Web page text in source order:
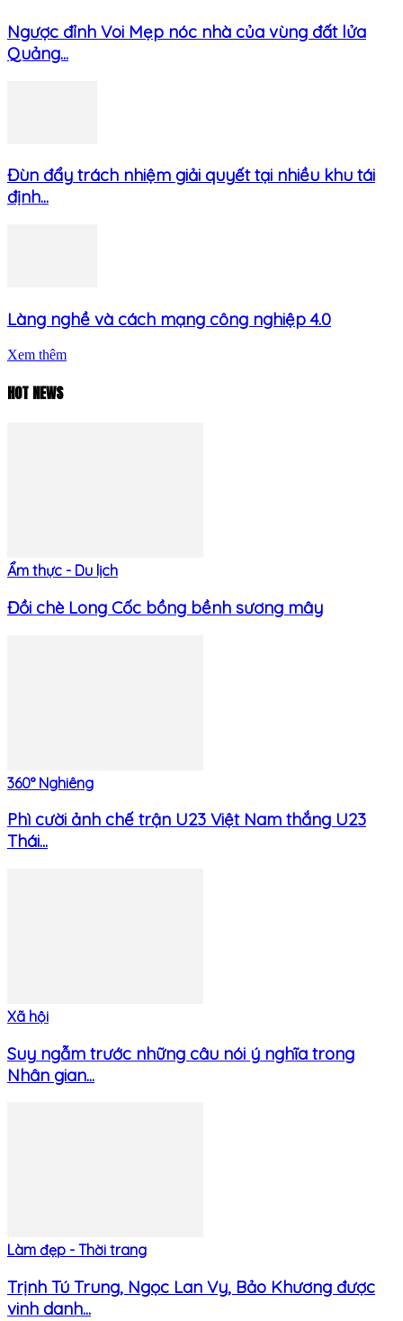
Ngược đỉnh Voi Mẹp nóc nhà của vùng đất lửa
Quảng...
Đùn đẩy trách nhiệm giải quyết tại nhiều khu tái
định...
Làng nghề và cách mạng công nghiệp 4.0
Xem thêm
HOT NEWS
Ẩm thực - Du lịch
Đồi chè Long Cốc bồng bềnh sương mây
360° Nghiêng
Phì cười ảnh chế trận U23 Việt Nam thắng U23
Thái...
Xã hội
Suy ngẫm trước những câu nói ý nghĩa trong
Nhân gian...
Làm đẹp - Thời trang
Trịnh Tú Trung, Ngọc Lan Vy, Bảo Khương được
vinh danh...